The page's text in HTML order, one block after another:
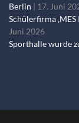
Berlin
17. Juni
Schülerfirma
Juni 2026
Sporthalle wurde